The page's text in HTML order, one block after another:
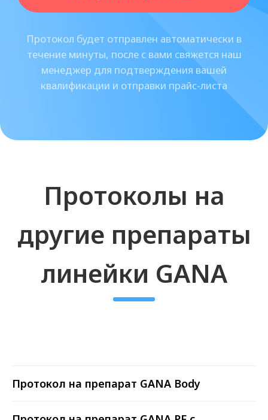
Протокол на препарат GANA Body
производственная компания,
Мы помогаем нашим клиентам -